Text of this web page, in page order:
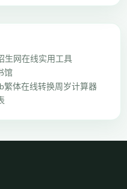
生网在线实用工具
馆
繁体在线转换周岁计算器